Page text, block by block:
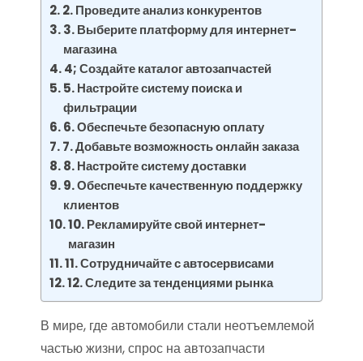
2. Проведите анализ конкурентов
3. Выберите платформу для интернет-
магазина
4; Создайте каталог автозапчастей
5. Настройте систему поиска и
фильтрации
6. Обеспечьте безопасную оплату
7. Добавьте возможность онлайн заказа
8. Настройте систему доставки
9. Обеспечьте качественную поддержку
клиентов
10. Рекламируйте свой интернет-
магазин
11. Сотрудничайте с автосервисами
12. Следите за тенденциями рынка
В мире, где автомобили стали неотъемлемой
частью жизни, спрос на автозапчасти